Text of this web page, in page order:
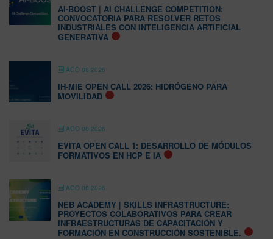
AI-BOOST | AI CHALLENGE COMPETITION:
CONVOCATORIA PARA RESOLVER RETOS
INDUSTRIALES CON INTELIGENCIA ARTIFICIAL
GENERATIVA
AGO 08 2026
IH-MIE OPEN CALL 2026: HIDRÓGENO PARA
MOVILIDAD
AGO 08 2026
EVITA OPEN CALL 1: DESARROLLO DE MÓDULOS
FORMATIVOS EN HCP E IA
AGO 08 2026
NEB ACADEMY | SKILLS INFRASTRUCTURE:
PROYECTOS COLABORATIVOS PARA CREAR
INFRAESTRUCTURAS DE CAPACITACIÓN Y
FORMACIÓN EN CONSTRUCCIÓN SOSTENIBLE.